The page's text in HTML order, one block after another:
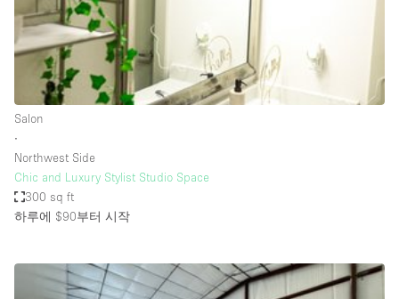
Salon
Shop Share
Stall / Market Stall
Warehouse
Air Conditioning
Salon
∙
Northwest Side
Chic and Luxury Stylist Studio Space
300 sq ft
하루에 $90부터 시작